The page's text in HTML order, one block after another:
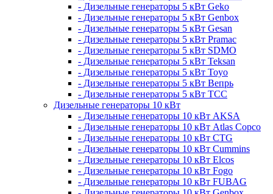
- Дизельные генераторы 5 кВт Geko
- Дизельные генераторы 5 кВт Genbox
- Дизельные генераторы 5 кВт Gesan
- Дизельные генераторы 5 кВт Pramac
- Дизельные генераторы 5 кВт SDMO
- Дизельные генераторы 5 кВт Teksan
- Дизельные генераторы 5 кВт Toyo
- Дизельные генераторы 5 кВт Вепрь
- Дизельные генераторы 5 кВт ТСС
Дизельные генераторы 10 кВт
- Дизельные генераторы 10 кВт AKSA
- Дизельные генераторы 10 кВт Atlas Copco
- Дизельные генераторы 10 кВт CTG
- Дизельные генераторы 10 кВт Cummins
- Дизельные генераторы 10 кВт Elcos
- Дизельные генераторы 10 кВт Fogo
- Дизельные генераторы 10 кВт FUBAG